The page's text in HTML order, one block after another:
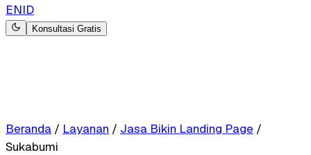
ENID
Konsultasi Gratis
Beranda / Layanan / Jasa Bikin Landing Page /
Sukabumi